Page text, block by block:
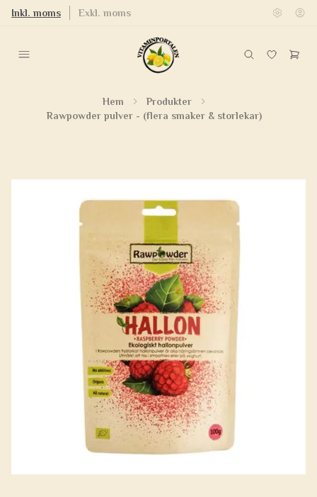
Inkl. moms Exkl. moms
Hem
Produkter
Rawpowder pulver - (flera smaker & storlekar)